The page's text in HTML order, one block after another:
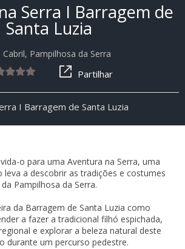
Serra I Barragem de
Santa Luzia
Cabril, Pampilhosa da Serra
Partilhar
I Barragem de Santa Luzia
o para uma Aventura na Serra, uma
leva a descobrir as tradições e costumes
da Pampilhosa da Serra.
da Barragem de Santa Luzia como
a fazer a tradicional filhó espichada,
e explorar a beleza natural deste
durante um percurso pedestre.